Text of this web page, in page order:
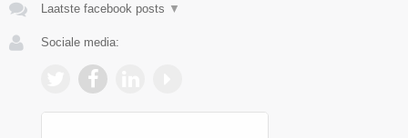
Laatste facebook posts ▼
Sociale media: